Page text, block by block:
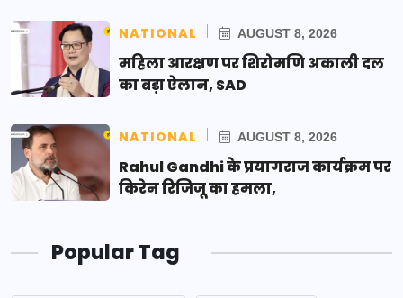
NATIONAL AUGUST 8, 2026
महिला आरक्षण पर शिरोमणि अकाली दल
का बड़ा ऐलान, SAD
NATIONAL AUGUST 8, 2026
Rahul Gandhi के प्रयागराज कार्यक्रम पर
किरेन रिजिजू का हमला,
Popular Tag